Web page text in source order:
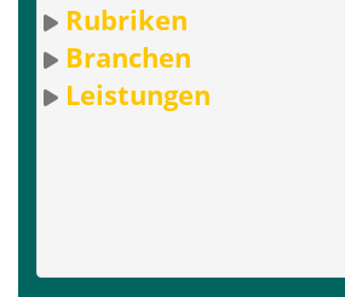
Rubriken
Branchen
Leistungen